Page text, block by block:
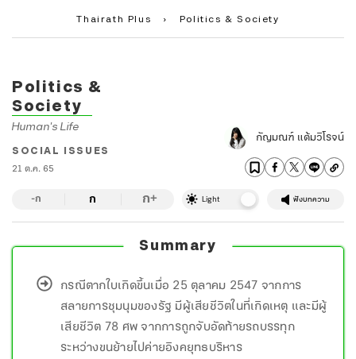
Thairath Plus › Politics & Society
Politics &
Society
Human's Life
SOCIAL ISSUES
21 ต.ค. 65
กัญมณฑ์ แต้มวิโรจน์
-ก ก ก+ Light ฟังบทความ
Summary
กรณีตากใบเกิดขึ้นเมื่อ 25 ตุลาคม 2547 จากการ
สลายการชุมนุมของรัฐ มีผู้เสียชีวิตในที่เกิดเหตุ และมีผู้
เสียชีวิต 78 ศพ จากการถูกจับอัดท้ายรถบรรทุก
ระหว่างขนย้ายไปค่ายอิงคยุทธบริหาร